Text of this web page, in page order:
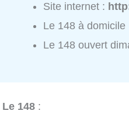
Site internet :
Le 148 à domicile
Le 148 ouvert
Le 148 :